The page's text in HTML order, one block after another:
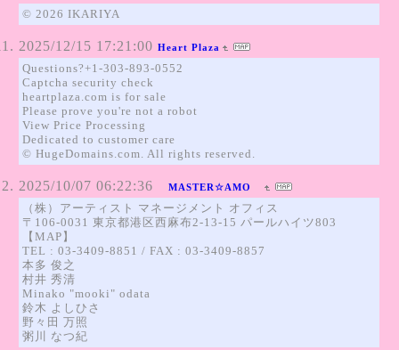
© 2026 IKARIYA
2025/12/15 17:21:00 Heart Plaza
Questions?+1-303-893-0552
Captcha security check
heartplaza.com is for sale
Please prove you're not a robot
View Price Processing
Dedicated to customer care
© HugeDomains.com. All rights reserved.
2025/10/07 06:22:36 MASTER☆AMO
（株）アーティスト マネージメント オフィス
〒106-0031 東京都港区西麻布2-13-15 パールハイツ803
【MAP】
TEL : 03-3409-8851 / FAX : 03-3409-8857
本多 俊之
村井 秀清
Minako "mooki" odata
鈴木 よしひさ
野々田 万照
粥川 なつ紀